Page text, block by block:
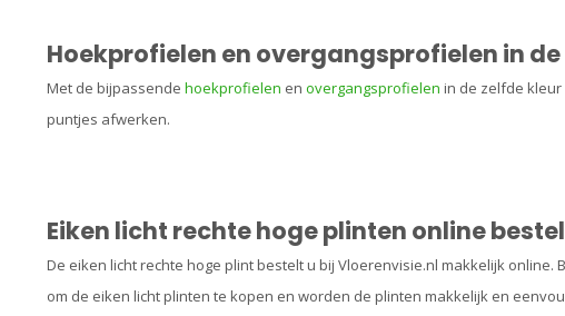
Hoekprofielen en overgangsprofielen in
Met de bijpassende hoekprofielen en overgangsprofielen in de zelfde kleur
puntjes afwerken.
Eiken licht rechte hoge plinten online
De eiken licht rechte hoge plint bestelt u bij Vloerenvisie.nl makkelijk
om de eiken licht plinten te kopen en worden de plinten makkelijk en